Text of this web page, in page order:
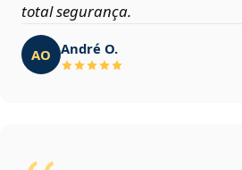
total segurança.
AO André O.